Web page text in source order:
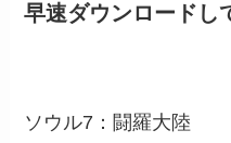
早速ダウンロードし
ソウル7：闘羅大陸